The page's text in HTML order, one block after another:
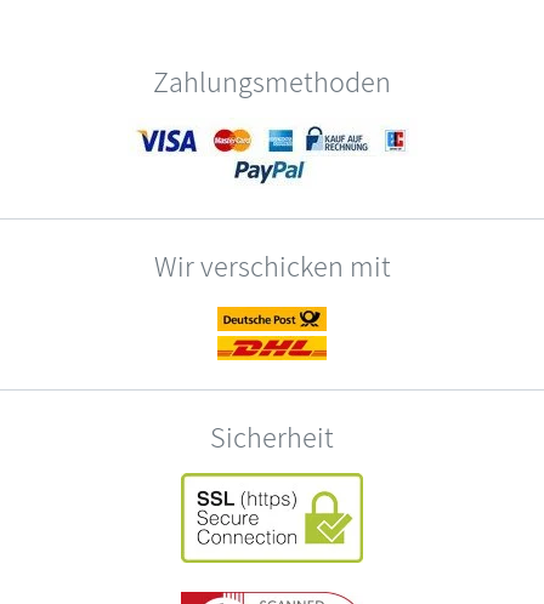
Zahlungsmethoden
Wir verschicken mit
Sicherheit